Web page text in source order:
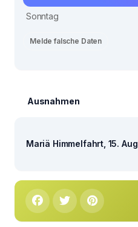
Sonntag
Melde falsche Daten
Ausnahmen
Mariä Himmelfahrt, 15. Aug